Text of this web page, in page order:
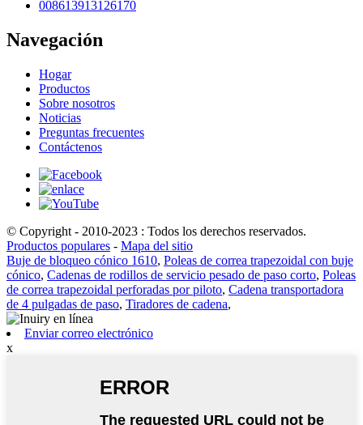
008613913126170
Navegación
Hogar
Productos
Sobre nosotros
Noticias
Preguntas frecuentes
Contáctenos
© Copyright - 2010-2023 : Todos los derechos reservados.
Productos populares - Mapa del sitio
Buje de bloqueo cónico 1610, Poleas de correa trapezoidal con buje
cónico, Cadenas de rodillos de servicio pesado de paso corto, Poleas
de correa trapezoidal perforadas por piloto, Cadena transportadora
de 4 pulgadas de paso, Tiradores de cadena,
Enviar correo electrónico
x